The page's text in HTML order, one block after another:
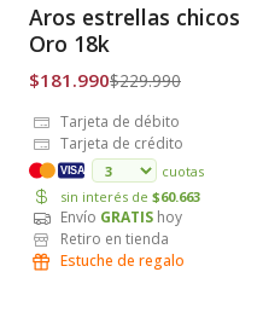
Envío Gratis
Aros estrellas chicos
Oro 18k
$181.990$229.990
Tarjeta de débito
Tarjeta de crédito
VISA
cuotas
sin interés de $60.663
Envío GRATIS hoy
Retiro en tienda
Estuche de regalo